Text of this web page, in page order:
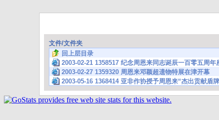
文件/文件夹
回上层目录
2003-02-21 1358517 纪念周恩来同志诞辰一百零五周年
2003-02-27 1359320 周恩来邓颖超遗物特展在津开幕
2003-05-16 1368414 亚非作协授予周恩来“杰出贡献盾